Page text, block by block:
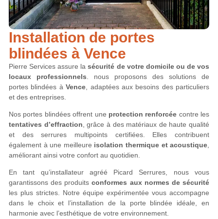
Installation de portes
blindées à Vence
Pierre Services assure lasécurité de votre domicile ou de vos
locaux professionnels . nous proposons des solutions de
portes blindées àVence , adaptées aux besoins des particuliers
et des entreprises.
Nos portes blindées offrent une protection renforcée contre les
tentatives d’effraction , grâce à des matériaux de haute qualité
et des serrures multipoints certifiées. Elles contribuent
également à une meilleure isolation thermique et acoustique
améliorant ainsi votre confort au quotidien.
En tant qu’installateur agréé Picard Serrures, nous vous
garantissons des produitsconformes aux normes de sécurité
les plus strictes. Notre équipe expérimentée vous accompagne
dans le choix et l’installation de la porte blindée idéale, en
harmonie avec l’esthétique de votre environnement.